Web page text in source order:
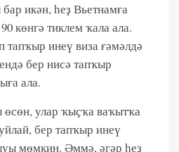
икән, һеҙ Вьетнамға
көнгә тиклем ҡала ала.
тапҡыр инеү виза ғәмәлдә
бер нисә тапҡыр
ала.
улар ҡыҫҡа ваҡытҡа
бер тапҡыр инеү
мөмкин. Әммә, әгәр һеҙ